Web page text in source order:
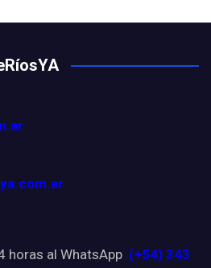
horas al WhatsApp (+54) 343